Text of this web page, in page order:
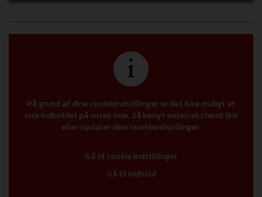
På grund af dine cookieindstillinger er det ikke muligt at
vise indholdet på vores side. Så benyt enten eksternt link
eller opdater dine cookieindstillinger.
Gå til cookie indstillinger
Gå til indhold